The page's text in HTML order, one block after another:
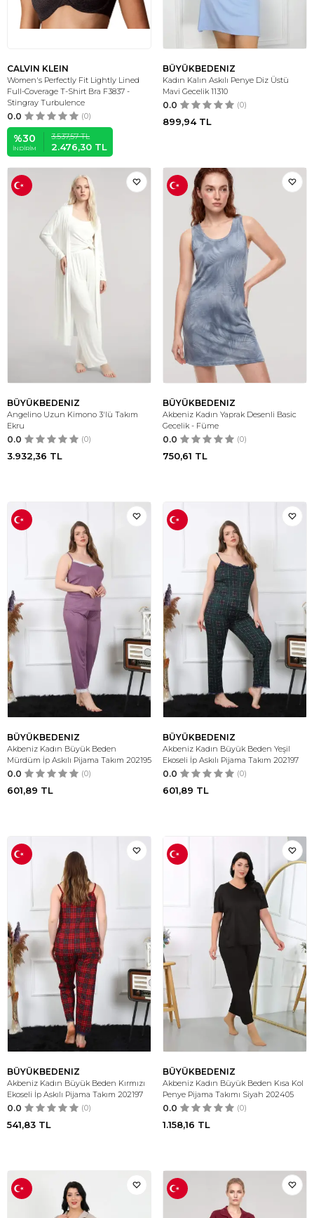
CALVIN KLEIN
Women's Perfectly Fit Lightly Lined
Full-Coverage T-Shirt Bra F3837 -
Stingray Turbulence
0.0 (0)
%30
İNDIRIM
3.537,57TL
2.476,30 TL
BÜYÜKBEDENIZ
Kadın Kalın Askılı Penye Diz Üstü
Mavi Gecelik 11310
0.0 (0)
899,94TL
BÜYÜKBEDENIZ
Angelino Uzun Kimono 3'lü Takım
Ekru
0.0 (0)
3.932,36 TL
BÜYÜKBEDENIZ
Akbeniz Kadın Yaprak Desenli Basic
Gecelik - Füme
0.0 (0)
750,61 TL
BÜYÜKBEDENIZ
Akbeniz Kadın Büyük Beden
Mürdüm İp Askılı Pijama Takım 202195
0.0 (0)
601,89 TL
BÜYÜKBEDENIZ
Akbeniz Kadın Büyük Beden Yeşil
Ekoseli İp Askılı Pijama Takım 202197
0.0 (0)
601,89 TL
BÜYÜKBEDENIZ
Akbeniz Kadın Büyük Beden Kırmızı
Ekoseli İp Askılı Pijama Takım 202197
0.0 (0)
541,83 TL
BÜYÜKBEDENIZ
Akbeniz Kadın Büyük Beden Kısa Kol
Penye Pijama Takımı Siyah 202405
0.0 (0)
1.158,16 TL